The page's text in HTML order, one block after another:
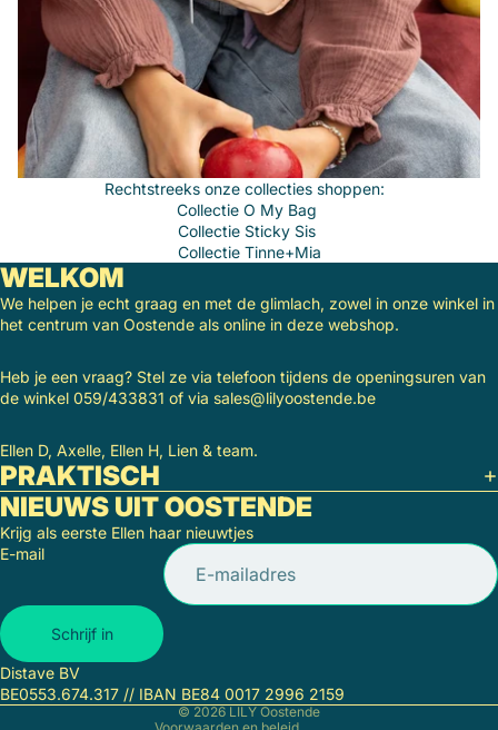
Rechtstreeks onze collecties shoppen:
Collectie O My Bag
Collectie Sticky Sis
Collectie Tinne+Mia
WELKOM
We helpen je echt graag en met de glimlach, zowel in onze winkel in
het centrum van Oostende als online in deze webshop.
Heb je een vraag? Stel ze via telefoon tijdens de openingsuren van
de winkel 059/433831 of via sales@lilyoostende.be
Ellen D, Axelle, Ellen H, Lien & team.
PRAKTISCH
NIEUWS UIT OOSTENDE
Krijg als eerste Ellen haar nieuwtjes
E-mail
Schrijf in
Distave BV
BE0553.674.317 // IBAN BE84 0017 2996 2159
© 2026 LILY Oostende
Terugbetalingsbeleid
Algemene voorwaarden
Verzendbeleid
Wettelijke kennisgeving